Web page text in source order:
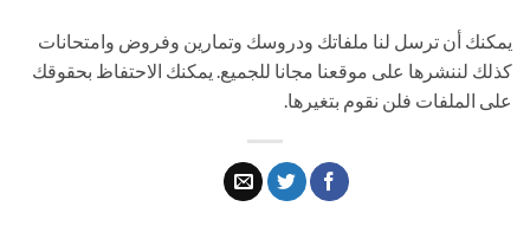
يمكنك أن ترسل لنا ملفاتك ودروسك وتمارين وفروض وامتحانات
كذلك لننشرها على موقعنا مجانا للجميع. يمكنك الاحتفاظ بحقوقك
على الملفات فلن نقوم بتغيرها.